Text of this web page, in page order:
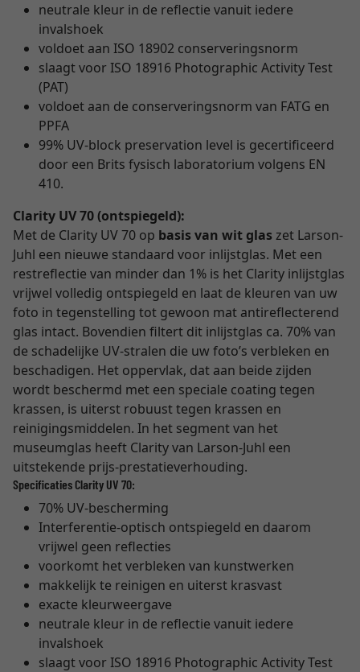
neutrale kleur in de reflectie vanuit iedere
invalshoek
voldoet aan ISO 18902 conserveringsnorm
slaagt voor ISO 18916 Photographic Activity Test
(PAT)
voldoet aan de conserveringsnorm van FATG en
PPFA
99% UV-block preservation level is gecertificeerd
door een Brits fysisch laboratorium volgens EN
410.
Clarity UV 70 (ontspiegeld):
Met de Clarity UV 70 op basis van wit glaszet Larson-
Juhl een nieuwe standaard voor inlijstglas. Met een
restreflectie van minder dan 1% is het Clarity inlijstglas
vrijwel volledig ontspiegeld en laat de kleuren van uw
foto in tegenstelling tot gewoon mat antireflecterend
glas intact. Bovendien filtert dit inlijstglas ca. 70% van
de schadelijke UV-stralen die uw foto’s verbleken en
beschadigen. Het oppervlak, dat aan beide zijden
wordt beschermd met een speciale coating tegen
krassen, is uiterst robuust tegen krassen en
reinigingsmiddelen. In het segment van het
museumglas heeft Clarity van Larson-Juhl een
uitstekende prijs-prestatieverhouding.
Specificaties Clarity UV 70:
70% UV-bescherming
Interferentie-optisch ontspiegeld en daarom
vrijwel geen reflecties
voorkomt het verbleken van kunstwerken
makkelijk te reinigen en uiterst krasvast
exacte kleurweergave
neutrale kleur in de reflectie vanuit iedere
invalshoek
slaagt voor ISO 18916 Photographic Activity Test